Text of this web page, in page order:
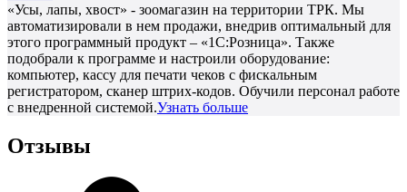
«Усы, лапы, хвост» - зоомагазин на территории ТРК. Мы
автоматизировали в нем продажи, внедрив оптимальный для
этого программный продукт – «1С:Розница». Также
подобрали к программе и настроили оборудование:
компьютер, кассу для печати чеков с фискальным
регистратором, сканер штрих-кодов. Обучили персонал работе
с внедренной системой.Узнать больше
Отзывы